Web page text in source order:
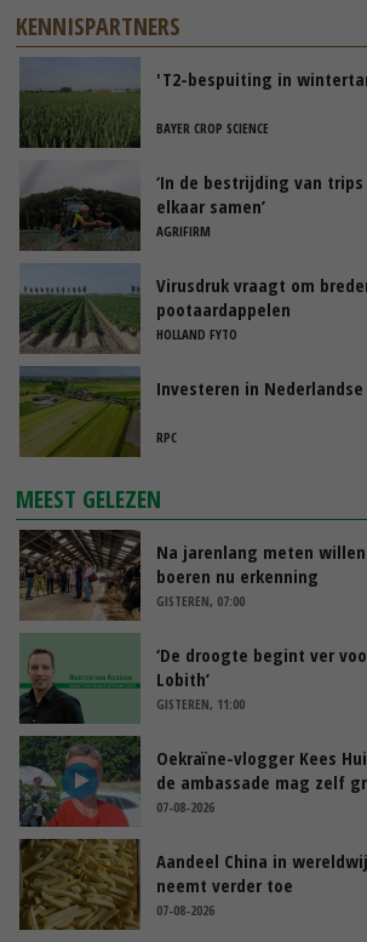
KENNISPARTNERS
'T2-bespuiting in
BAYER CROP SCIENCE
‘In de bestrijding van
elkaar samen’
AGRIFIRM
Virusdruk vraagt om
pootaardappelen
HOLLAND FYTO
Investeren in
RPC
MEEST GELEZEN
Na jarenlang meten
boeren nu erkenning
GISTEREN, 07:00
‘De droogte begint ver
Lobith’
GISTEREN, 11:00
Oekraïne-vlogger Kees
de ambassade mag zelf
07-08-2026
Aandeel China in
neemt verder toe
07-08-2026